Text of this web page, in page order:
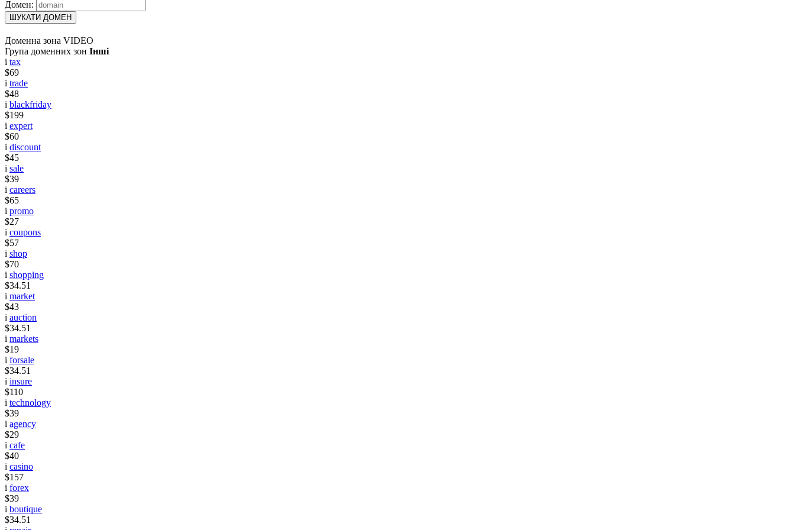
Домен:
ШУКАТИ ДОМЕН
Доменна зона VIDEO
Група доменних зон Інші
i tax
$69
i trade
$48
i blackfriday
$199
i expert
$60
i discount
$45
i sale
$39
i careers
$65
i promo
$27
i coupons
$57
i shop
$70
i shopping
$34.51
i market
$43
i auction
$34.51
i markets
$19
i forsale
$34.51
i insure
$110
i technology
$39
i agency
$29
i cafe
$40
i casino
$157
i forex
$39
i boutique
$34.51